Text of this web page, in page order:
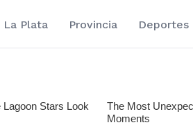
La Plata Provincia Deportes